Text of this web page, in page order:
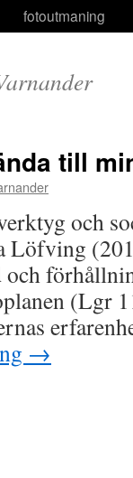
fotoutmaning
till
och
Löfving
(Lgr
→